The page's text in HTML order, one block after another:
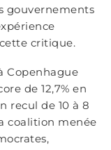
gouvernements
critique.
Copenhague
de 12,7% en
recul de 10 à 8
coalition menée